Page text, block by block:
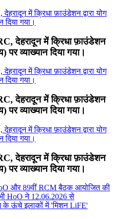
देहरादून में क्रिधा फ़ाउंडेशन
पर व्याख्यान दिया गया।
देहरादून में क्रिधा फ़ाउंडेशन
पर व्याख्यान दिया गया।
देहरादून में क्रिधा फ़ाउंडेशन
पर व्याख्यान दिया गया।